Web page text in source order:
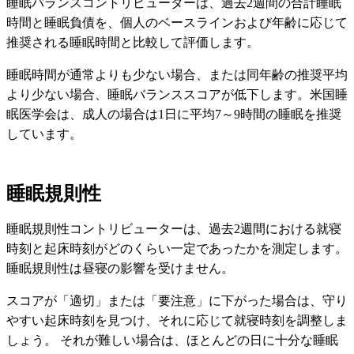
時間と睡眠負債を、個人のベースラインおよび年齢に応じて
推奨される睡眠時間と比較して評価します。
睡眠時間が通常よりも少ない場合、または同年齢の推奨平均
より少ない場合、睡眠バランススコアが低下します。米国睡
眠医学会は、成人の場合は1日に平均7～9時間の睡眠を推奨
しています。
睡眠規則性
睡眠規則性コントリビューターは、過去2週間における就寝
時刻と起床時刻がどのくらい一定であったかを測定します。
睡眠規則性は昼寝の影響を受けません。
スコアが「適切」または「要注意」に下がった場合は、守り
やすい起床時刻を見つけ、それに応じて就寝時刻を調整しま
しょう。 それが難しい場合は、ほとんどの日に十分な睡眠